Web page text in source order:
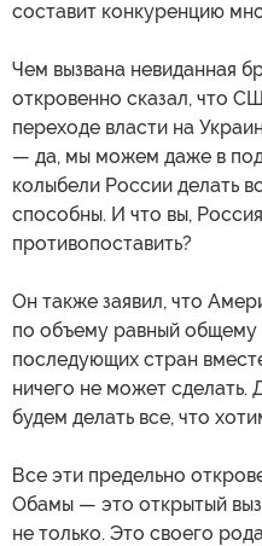
составит конкуренцию
Чем вызвана невиданная
откровенно сказал, что
переходе власти на
— да, мы можем даже в
колыбели России делать
способны. И что вы,
противопоставить?
Он также заявил, что
по объему равный
последующих стран
ничего не может сделать.
будем делать все, что
Все эти предельно
Обамы — это открытый
не только. Это своего